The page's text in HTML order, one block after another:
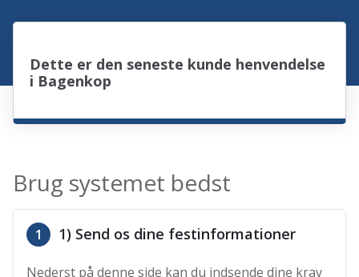
Dette er den seneste kunde henvendelse
i Bagenkop
Brug systemet bedst
1 1) Send os dine festinformationer
Nederst på denne side kan du indsende dine krav